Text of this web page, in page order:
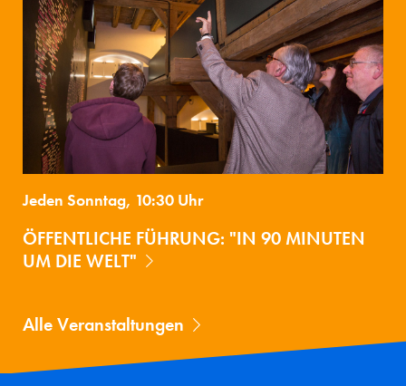
Jeden Sonntag, 10:30 Uhr
ÖFFENTLICHE FÜHRUNG: "IN 90 MINUTEN
UM DIE WELT"
Alle Veranstaltungen